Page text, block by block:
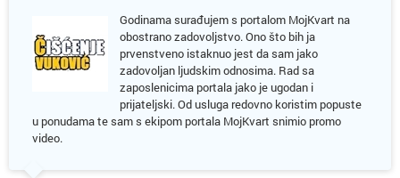
Godinama surađujem s portalom MojKvart na
obostrano zadovoljstvo. Ono što bih ja
prvenstveno istaknuo jest da sam jako
zadovoljan ljudskim odnosima. Rad sa
zaposlenicima portala jako je ugodan i
prijateljski. Od usluga redovno koristim popuste
u ponudama te sam s ekipom portala MojKvart snimio promo
video.